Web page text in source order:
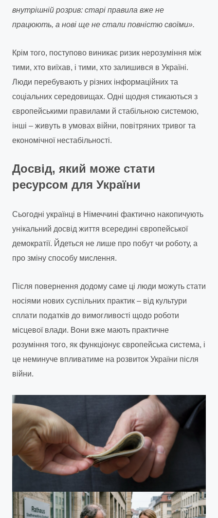
внутрішній розрив: старі правила вже не
працюють, а нові ще не стали повністю своїми».
Крім того, поступово виникає ризик нерозуміння між
тими, хто виїхав, і тими, хто залишився в Україні.
Люди перебувають у різних інформаційних та
соціальних середовищах. Одні щодня стикаються з
європейськими правилами й стабільною системою,
інші – живуть в умовах війни, повітряних тривог та
економічної нестабільності.
Досвід, який може стати
ресурсом для України
Сьогодні українці в Німеччині фактично накопичують
унікальний досвід життя всередині європейської
демократії. Йдеться не лише про побут чи роботу, а
про зміну способу мислення.
Після повернення додому саме ці люди можуть стати
носіями нових суспільних практик – від культури
сплати податків до вимогливості щодо роботи
місцевої влади. Вони вже мають практичне
розуміння того, як функціонує європейська система, і
це неминуче впливатиме на розвиток України після
війни.